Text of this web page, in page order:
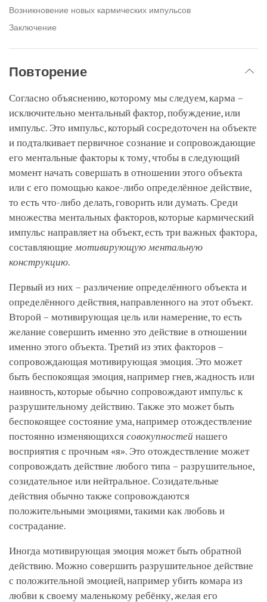
Возникновение новых кармических импульсов
Заключение
Повторение
Согласно объяснению, которому мы следуем, карма –
исключительно ментальный фактор, побуждение, или
импульс. Это импульс, который сосредоточен на объекте
и подталкивает первичное сознание и сопровождающие
его ментальные факторы к тому, чтобы в следующий
момент начать совершать в отношении этого объекта
или с его помощью какое-либо определённое действие,
то есть что-либо делать, говорить или думать. Среди
множества ментальных факторов, которые кармический
импульс направляет на объект, есть три важных фактора,
составляющие мотивирующую ментальную
конструкцию.
Первый из них – различение определённого объекта и
определённого действия, направленного на этот объект.
Второй – мотивирующая цель или намерение, то есть
желание совершить именно это действие в отношении
именно этого объекта. Третий из этих факторов –
сопровождающая мотивирующая эмоция. Это может
быть беспокоящая эмоция, например гнев, жадность или
наивность, которые обычно сопровождают импульс к
разрушительному действию. Также это может быть
беспокоящее состояние ума, например отождествление
постоянно изменяющихся совокупностей нашего
восприятия с прочным «я». Это отождествление может
сопровождать действие любого типа – разрушительное,
созидательное или нейтральное. Созидательные
действия обычно также сопровождаются
положительными эмоциями, такими как любовь и
сострадание.
Иногда мотивирующая эмоция может быть обратной
действию. Можно совершить разрушительное действие
с положительной эмоцией, например убить комара из
любви к своему маленькому ребёнку, желая его